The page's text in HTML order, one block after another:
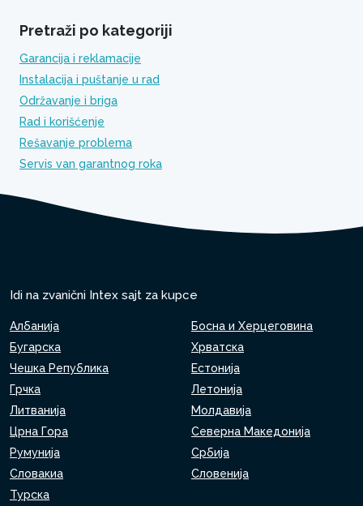
Pretraži po kategoriji
Garancija i reklamacije
Instalacija i puštanje u rad
Održavanje i briga
Rad i korišćenje
Rešavanje problema
Servis van garantnog roka
Idi na zvanični Intex sajt za kupce
Албанија
Босна и Херцеговина
Бугарска
Хрватска
Чешка Република
Естонија
Грчка
Летонија
Литванија
Молдавија
Црна Гора
Северна Македонија
Румунија
Србија
Словакиа
Словенија
Турска